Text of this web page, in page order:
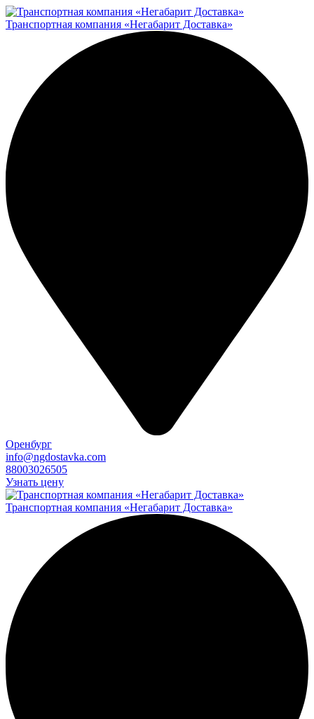
Транспортная компания «Негабарит Доставка»
Оренбург
info@ngdostavka.com
88003026505
Узнать цену
Транспортная компания «Негабарит Доставка»